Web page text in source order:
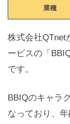
業種
株式会社QTnet
ービスの「
です。
BBIQのキャラ
なっており、